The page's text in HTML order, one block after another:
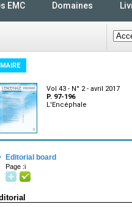
EMC Domaines
Vol 43 - N° 2 - avril 2017
P. 97-196
L'Encéphale
Editorial board
Page :i